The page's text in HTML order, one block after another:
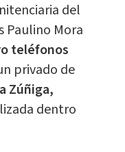
del
Paulino Mora
teléfonos
privado de
Zúñiga,
dentro